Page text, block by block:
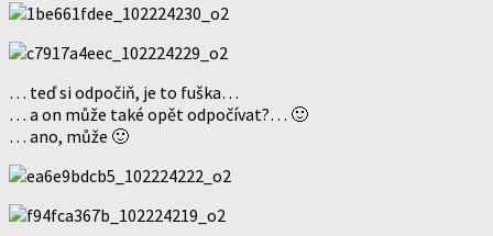
… teď si odpočiň, je to fuška…
… a on může také opět odpočívat?… 🙂
… ano, může 🙂